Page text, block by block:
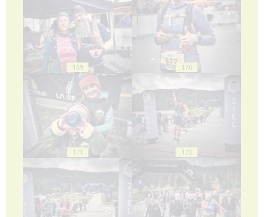
169 170
171 172